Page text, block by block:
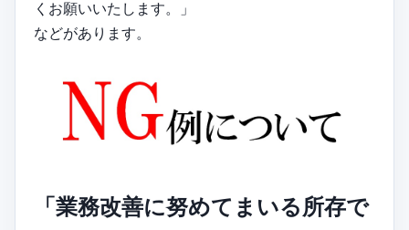
くお願いいたします。」
などがあります。
「業務改善に努めてまいる所存で